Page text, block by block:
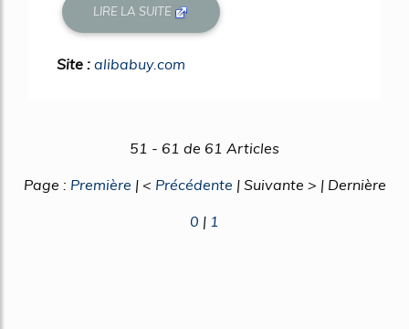
LIRE LA SUITE
Site : alibabuy.com
51 - 61 de 61 Articles
Page : Première | < Précédente | Suivante > | Dernière
0 | 1